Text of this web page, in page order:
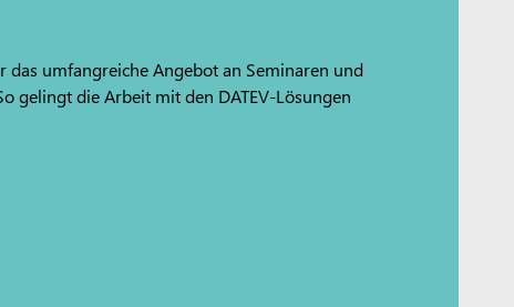
das umfangreiche Angebot an Seminaren und
gelingt die Arbeit mit den DATEV-Lösungen